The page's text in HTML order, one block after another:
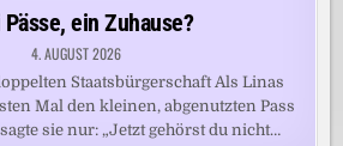
in
ein Zuhause?
4. AUGUST 2026
Staatsbürgerschaft Als Linas
Mal den kleinen, abgenutzten Pass
sie nur: „Jetzt gehörst du nicht…